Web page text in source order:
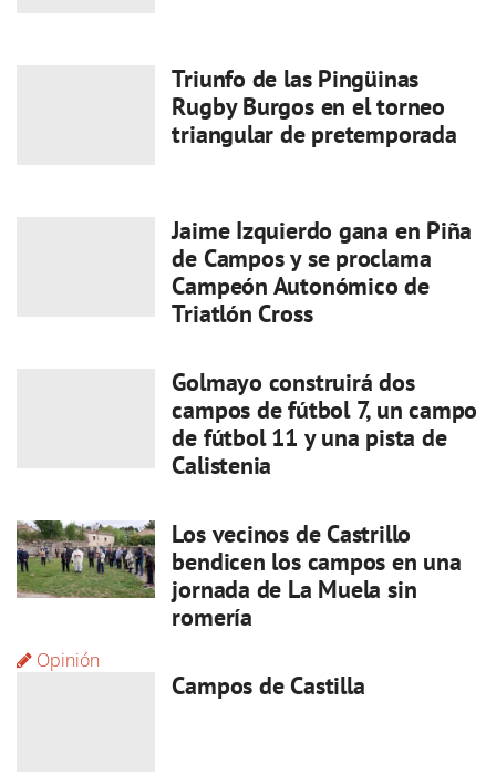
Triunfo de las Pingüinas
Rugby Burgos en el torneo
triangular de pretemporada
Jaime Izquierdo gana en Piña
de Campos y se proclama
Campeón Autonómico de
Triatlón Cross
Golmayo construirá dos
campos de fútbol 7, un campo
de fútbol 11 y una pista de
Calistenia
Los vecinos de Castrillo
bendicen los campos en una
jornada de La Muela sin
romería
Opinión
Campos de Castilla